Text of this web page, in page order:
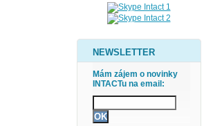
NEWSLETTER
Mám zájem o novinky
INTACTu na email: